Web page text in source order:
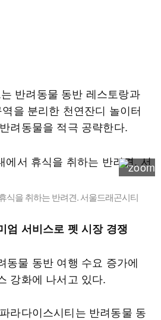
반려동물 동반 레스토랑과
을 분리한 천연잔디 놀이터
려동물을 적극 공략한다.
식을 취하는 반려견. 서울드래곤시티
서비스로 펫 시장 경쟁
동물 동반 여행 수요 증가에
강화에 나서고 있다.
라다이스시티는 반려동물 동